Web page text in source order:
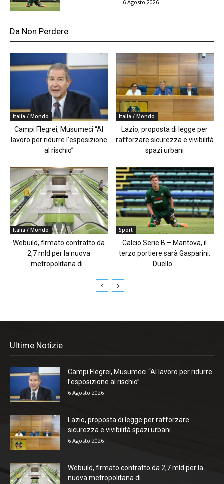
6 Agosto 2026
Da Non Perdere
Italia / Mondo
Campi Flegrei, Musumeci “Al
lavoro per ridurre l’esposizione
al rischio”
Italia / Mondo
Lazio, proposta di legge per
rafforzare sicurezza e vivibilità
spazi urbani
Italia / Mondo
Webuild, firmato contratto da
2,7 mld per la nuova
metropolitana di...
Sport
Calcio Serie B – Mantova, il
terzo portiere sarà Gasparini.
Duello...
Ultime Notizie
Campi Flegrei, Musumeci “Al lavoro per ridurre
l’esposizione al rischio”
6 Agosto 2026
Lazio, proposta di legge per rafforzare
sicurezza e vivibilità spazi urbani
6 Agosto 2026
Webuild, firmato contratto da 2,7 mld per la
nuova metropolitana di...